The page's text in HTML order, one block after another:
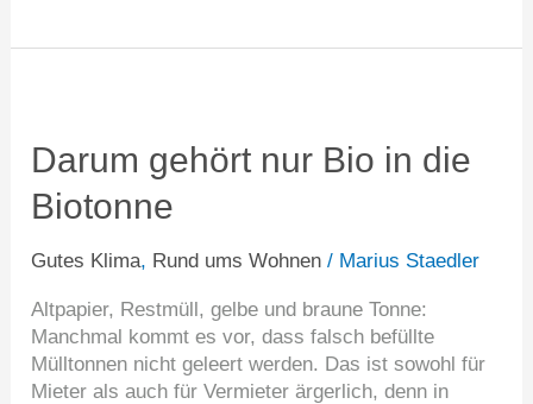
Darum gehört nur Bio in die
Biotonne
Gutes Klima, Rund ums Wohnen / Marius Staedler
Altpapier, Restmüll, gelbe und braune Tonne:
Manchmal kommt es vor, dass falsch befüllte
Mülltonnen nicht geleert werden. Das ist sowohl für
Mieter als auch für Vermieter ärgerlich, denn in
nur
Bio
in
Biotonne